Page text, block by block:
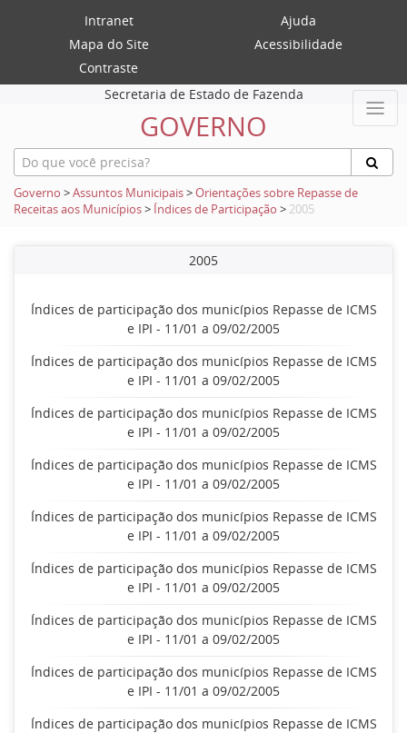
Intranet
Ajuda
Mapa do Site
Acessibilidade
Contraste
Secretaria de Estado de Fazenda
GOVERNO
Governo >Assuntos Municipais>Orientações sobre Repasse de
Receitas aos Municípios> Índices de Participação > 2005
2005
Índices de participação dos municípios Repasse de ICMS
e IPI - 11/01 a 09/02/2005
Índices de participação dos municípios Repasse de ICMS
e IPI - 11/01 a 09/02/2005
Índices de participação dos municípios Repasse de ICMS
e IPI - 11/01 a 09/02/2005
Índices de participação dos municípios Repasse de ICMS
e IPI - 11/01 a 09/02/2005
Índices de participação dos municípios Repasse de ICMS
e IPI - 11/01 a 09/02/2005
Índices de participação dos municípios Repasse de ICMS
e IPI - 11/01 a 09/02/2005
Índices de participação dos municípios Repasse de ICMS
e IPI - 11/01 a 09/02/2005
Índices de participação dos municípios Repasse de ICMS
e IPI - 11/01 a 09/02/2005
Índices de participação dos municípios Repasse de ICMS